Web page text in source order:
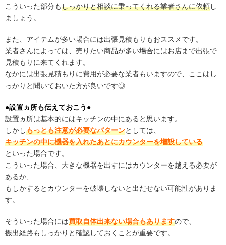
こういった部分もしっかりと相談に乗ってくれる業者さんに依頼し
ましょう。
また、アイテムが多い場合には出張見積もりもおススメです。
業者さんによっては、売りたい商品が多い場合にはお店まで出張で
見積もりに来てくれます。
なかには出張見積もりに費用が必要な業者もいますので、ここはし
っかりと聞いておいた方が良いです◎
●設置ヵ所も伝えておこう●
設置ヵ所は基本的にはキッチンの中にあると思います。
しかしもっとも注意が必要なパターンとしては、
キッチンの中に機器を入れたあとにカウンターを増設している
といった場合です。
こういった場合、大きな機器を出すにはカウンターを越える必要が
あるか、
もしかするとカウンターを破壊しないと出だせない可能性がありま
す。
そういった場合には買取自体出来ない場合もありますので、
搬出経路もしっかりと確認しておくことが重要です。